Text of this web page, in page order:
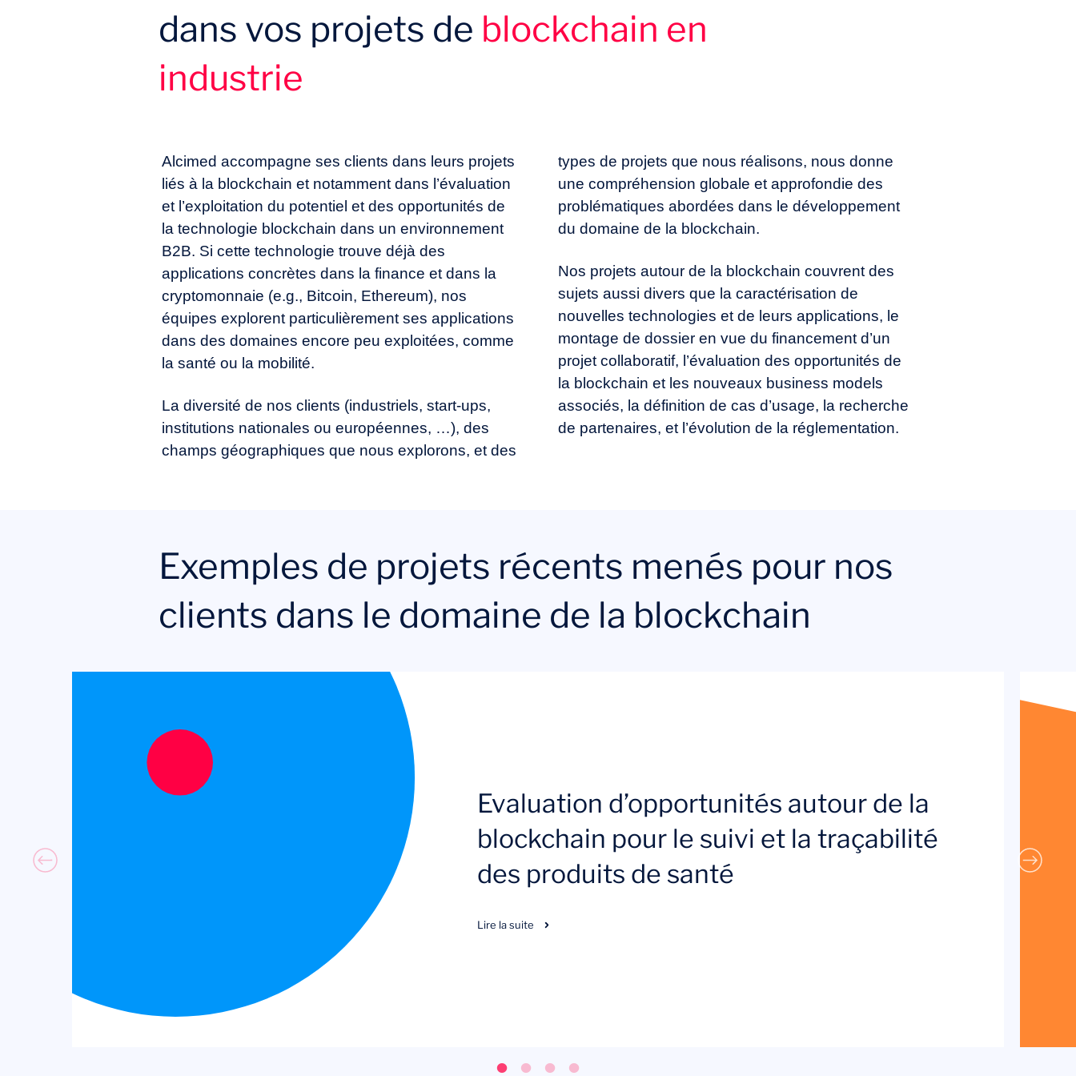
Comment faciliter les interactions entre les acteurs du système ? Quelle technologie préférer et pourquoi ?
Comment sélectionner ou créer des normes permettant la meilleure efficacité opérationnelle ?
Que pouvons-nous attendre des législateurs vis-à-vis de la blockchain ? Quelles sont les différences entre
pays et régions ? Quelles actions peut-on raisonnablement initier dès aujourd’hui ?
dans vos projets de blockchain en
industrie
Alcimed accompagne ses clients dans leurs projets
liés à la blockchain et notamment dans l’évaluation
et l’exploitation du potentiel et des opportunités de
la technologie blockchain dans un environnement
B2B. Si cette technologie trouve déjà des
applications concrètes dans la finance et dans la
cryptomonnaie (e.g., Bitcoin, Ethereum), nos
équipes explorent particulièrement ses applications
dans des domaines encore peu exploitées, comme
la santé ou la mobilité.
La diversité de nos clients (industriels, start-ups,
institutions nationales ou européennes, …), des
champs géographiques que nous explorons, et des
types de projets que nous réalisons, nous donne
une compréhension globale et approfondie des
problématiques abordées dans le développement
du domaine de la blockchain.
Nos projets autour de la blockchain couvrent des
sujets aussi divers que la caractérisation de
nouvelles technologies et de leurs applications, le
montage de dossier en vue du financement d’un
projet collaboratif, l’évaluation des opportunités de
la blockchain et les nouveaux business models
associés, la définition de cas d’usage, la recherche
de partenaires, et l’évolution de la réglementation.
Exemples de projets récents menés pour nos
clients dans le domaine de la blockchain
Evaluation d’opportunités autour de la
blockchain pour le suivi et la traçabilité
des produits de santé
Lire la suite